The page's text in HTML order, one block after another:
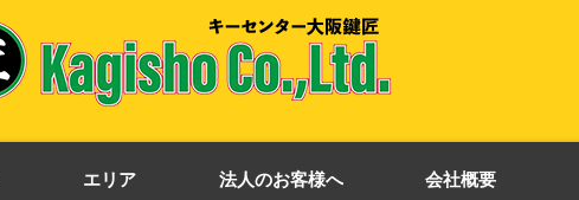
エリア 法人のお客様へ 会社概要